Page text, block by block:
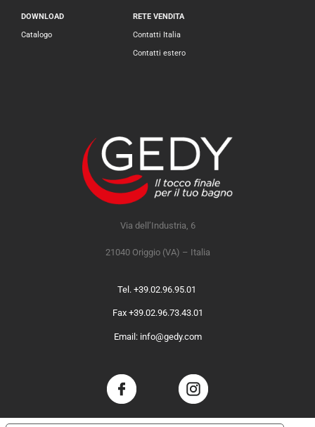
DOWNLOAD
Catalogo
RETE VENDITA
Contatti Italia
Contatti estero
Via dell’Industria, 6
21040 Origgio (VA) – Italia
Tel. +39.02.96.95.01
Fax +39.02.96.73.43.01
Email: info@gedy.com